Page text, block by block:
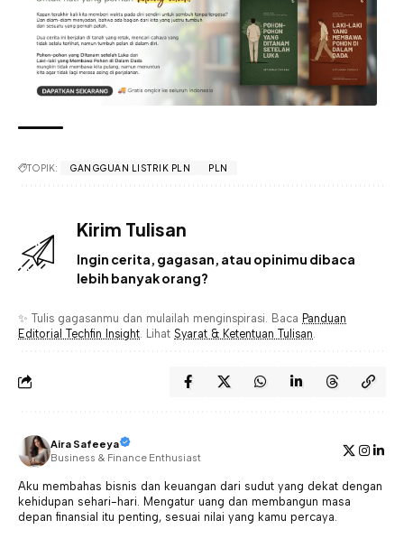
TOPIK: GANGGUAN LISTRIK PLN PLN
Kirim Tulisan
Ingin cerita, gagasan, atau opinimu dibaca
lebih banyak orang?
✨ Tulis gagasanmu dan mulailah menginspirasi. Baca Panduan
Editorial Techfin Insight . Lihat Syarat & Ketentuan Tulisan
Aira Safeeya
Business & Finance Enthusiast
Aku membahas bisnis dan keuangan dari sudut yang dekat dengan
kehidupan sehari-hari. Mengatur uang dan membangun masa
depan finansial itu penting, sesuai nilai yang kamu percaya.